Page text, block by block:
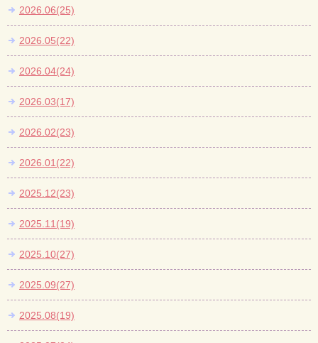
2026.06(25)
2026.05(22)
2026.04(24)
2026.03(17)
2026.02(23)
2026.01(22)
2025.12(23)
2025.11(19)
2025.10(27)
2025.09(27)
2025.08(19)